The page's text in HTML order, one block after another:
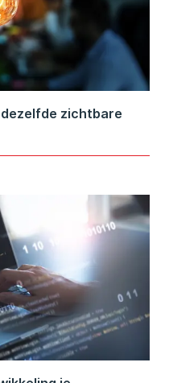
zichtbare